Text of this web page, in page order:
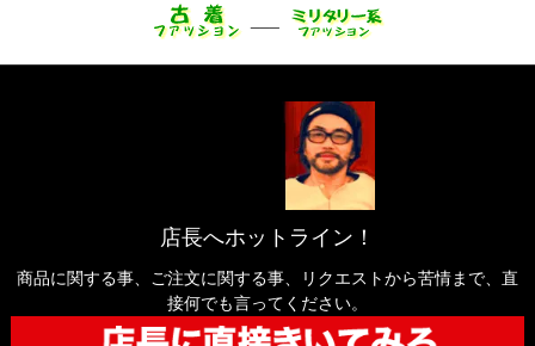
店長へホットライン！
商品に関する事、ご注文に関する事、リクエストから苦情まで、直
接何でも言ってください。